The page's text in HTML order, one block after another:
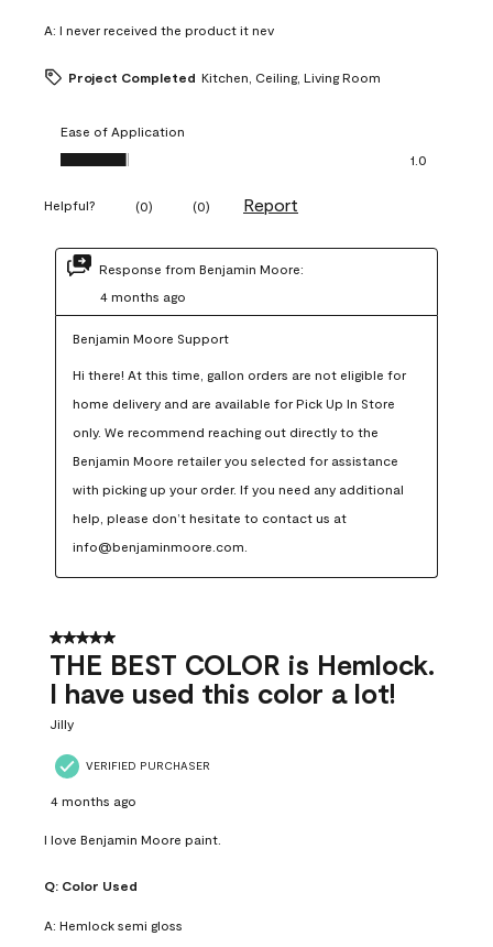
A: I never received the product it nev
Project Completed Kitchen, Ceiling, Living Room
Ease of Application
Ease of Application, 1.0 out of 5
1.0
Helpful? (0) (0) Report
Response from Benjamin Moore:
4 months ago
Benjamin Moore Support
Hi there! At this time, gallon orders are not eligible for
home delivery and are available for Pick Up In Store
only. We recommend reaching out directly to the
Benjamin Moore retailer you selected for assistance
with picking up your order. If you need any additional
help, please don’t hesitate to contact us at
info@benjaminmoore.com.
5 out of 5 stars.
THE BEST COLOR is Hemlock.
I have used this color a lot!
Jilly
VERIFIED PURCHASER
4 months ago
I love Benjamin Moore paint.
Q: Color Used
A: Hemlock semi gloss